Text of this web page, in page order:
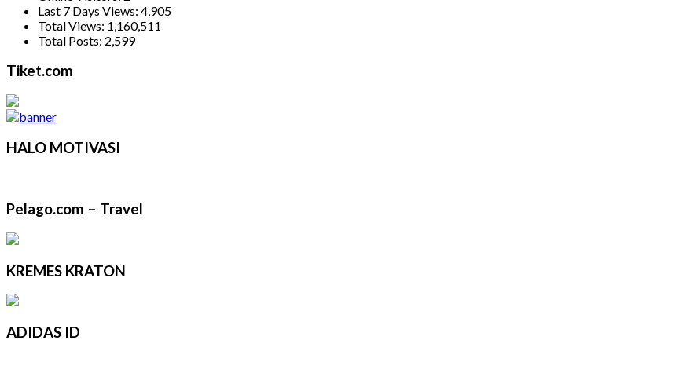
Last 7 Days Views: 4,905
Total Views: 1,160,511
Total Posts: 2,599
Tiket.com
HALO MOTIVASI
Pelago.com – Travel
KREMES KRATON
ADIDAS ID